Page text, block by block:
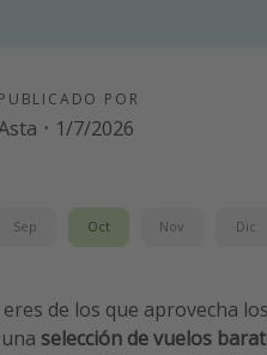
PUBLICADO POR
· 1/7/2026
Sep Oct Nov Dic
eres de los que aprovecha
selección de vuelos